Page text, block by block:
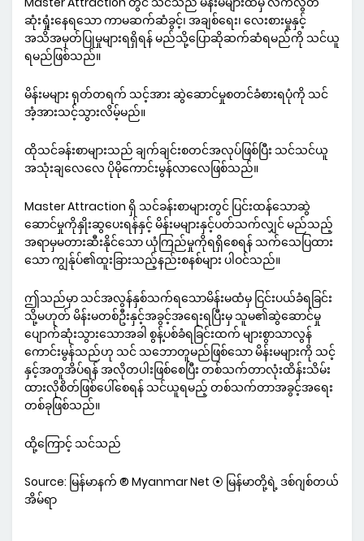
ဆုံးရှုံးနေရသော ကာမဆက်ဆံခွင့်၊ အချစ်ရေး၊ လေးစားမှုနှင့်
အသိအမှတ်ပြုမှုများရရှိရန် မည်သို့ပြောဆိုဆက်ဆံရမည်ကို သင်ယူ
ရမည်ဖြစ်သည်။
မိန်းမများ ရုတ်တရက် သင့်အား ဆွဲဆောင်မှုစတင်ခံစားရပုံကို သင်
အံ့အားသင့်သွားလိမ့်မည်။
ထိုသင်ခန်းစာများသည် ချက်ချင်းစတင်အလုပ်ဖြစ်ပြီး သင်သင်ယူ
အသုံးချလေလေ ပိုမိုကောင်းမွန်လာလေဖြစ်သည်။
Master Attraction ရှိ သင်ခန်းစာများတွင် ပြင်းထန်သောဆွဲ
ဆောင်မှုကိုနှိုးဆွပေးရန်နှင့် မိန်းမများနှင့်ပတ်သက်လျှင် မည်သည့်
အရာမှမတားဆီးနိုင်သော ယုံကြည်မှုကိုရရှိစေရန် သက်သေပြထား
သော ကျွန်ုပ်၏ထူးခြားသည့်နည်းစနစ်များ ပါဝင်သည်။
ဤသည်မှာ သင်အလွန်နှစ်သက်ရသောမိန်းမထံမှ ငြင်းပယ်ခံရခြင်း
သို့မဟုတ် မိန်းမတစ်ဦးနှင့်အခွင့်အရေးရပြီးမှ သူမ၏ဆွဲဆောင်မှု
ပျောက်ဆုံးသွားသောအခါ စွန့်ပစ်ခံရခြင်းထက် များစွာသာလွန်
ကောင်းမွန်သည်ဟု သင် သဘောတူမည်ဖြစ်သော မိန်းမများကို သင့်
နှင့်အတူအိပ်ရန် အလိုတပါးဖြစ်စေပြီး တစ်သက်တာလုံးထိန်းသိမ်း
ထားလိုစိတ်ဖြစ်ပေါ်စေရန် သင်ယူရမည့် တစ်သက်တာအခွင့်အရေး
တစ်ခုဖြစ်သည်။
ထို့ကြောင့် သင်သည်
Source: မြန်မာနက် ® Myanmar Net ⦿ မြန်မာတို့ရဲ့ ဒစ်ဂျစ်တယ်
အိမ်ရာ